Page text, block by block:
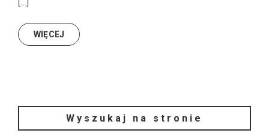
WIĘCEJ
Wyszukaj na stronie